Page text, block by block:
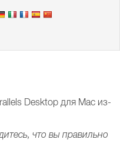
Desktop для Mac из-
что вы правильно